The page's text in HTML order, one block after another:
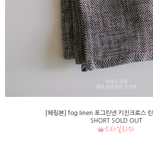
[헤링본] fog linen 포그린넨 키친크로스
SHORT SOLD OUT